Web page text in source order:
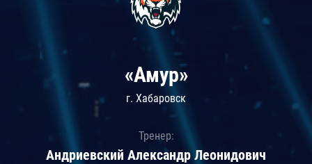
«Амур»
г. Хабаровск
Тренер:
Андриевский Александр Леонидович